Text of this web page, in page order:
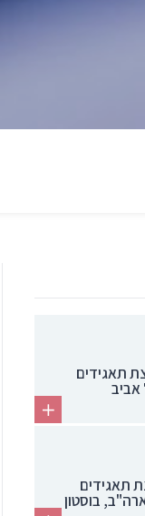
תאגידים
אביב
תאגידים
בוסטון